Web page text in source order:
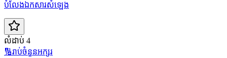
បំលែងឯកសារសំឡេង
លំដាប់ 4
🔢រាប់ចំនួនអក្សរ